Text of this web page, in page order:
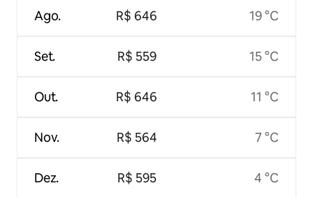
Ago.
Set.
Out.
Nov.
Dez.
R$ 646
R$ 559
R$ 646
R$ 564
R$ 595
19 °C
15 °C
11 °C
7 °C
4 °C